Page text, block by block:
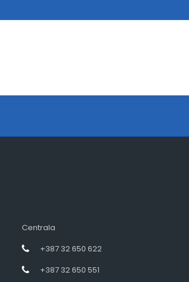
Centrala
+387 32 650 622
+387 32 650 551